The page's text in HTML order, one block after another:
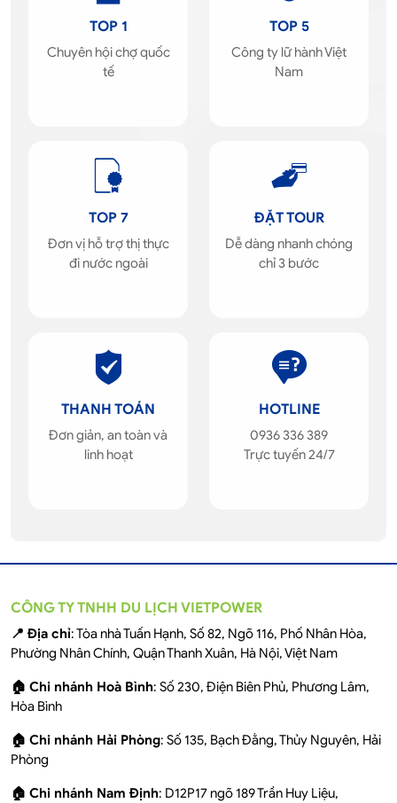
TOP 1
Chuyên hội chợ quốc
tế
TOP 5
Công ty lữ hành Việt
Nam
TOP 7
Đơn vị hỗ trợ thị thực
đi nước ngoài
ĐẶT TOUR
Dễ dàng nhanh chóng
chỉ 3 bước
THANH TOÁN
Đơn giản, an toàn và
linh hoạt
HOTLINE
0936 336 389
Trực tuyến 24/7
CÔNG TY TNHH DU LỊCH VIETPOWER
📍 Địa chỉ: Tòa nhà Tuấn Hạnh, Số 82, Ngõ 116, Phố Nhân Hòa,
Phường Nhân Chính, Quận Thanh Xuân, Hà Nội, Việt Nam
🏠 Chi nhánh Hoà Bình: Số 230, Điện Biên Phủ, Phương Lâm,
Hòa Bình
🏠 Chi nhánh Hải Phòng: Số 135, Bạch Đằng, Thủy Nguyên, Hải
Phòng
🏠 Chi nhánh Nam Định: D12P17 ngõ 189 Trần Huy Liệu,